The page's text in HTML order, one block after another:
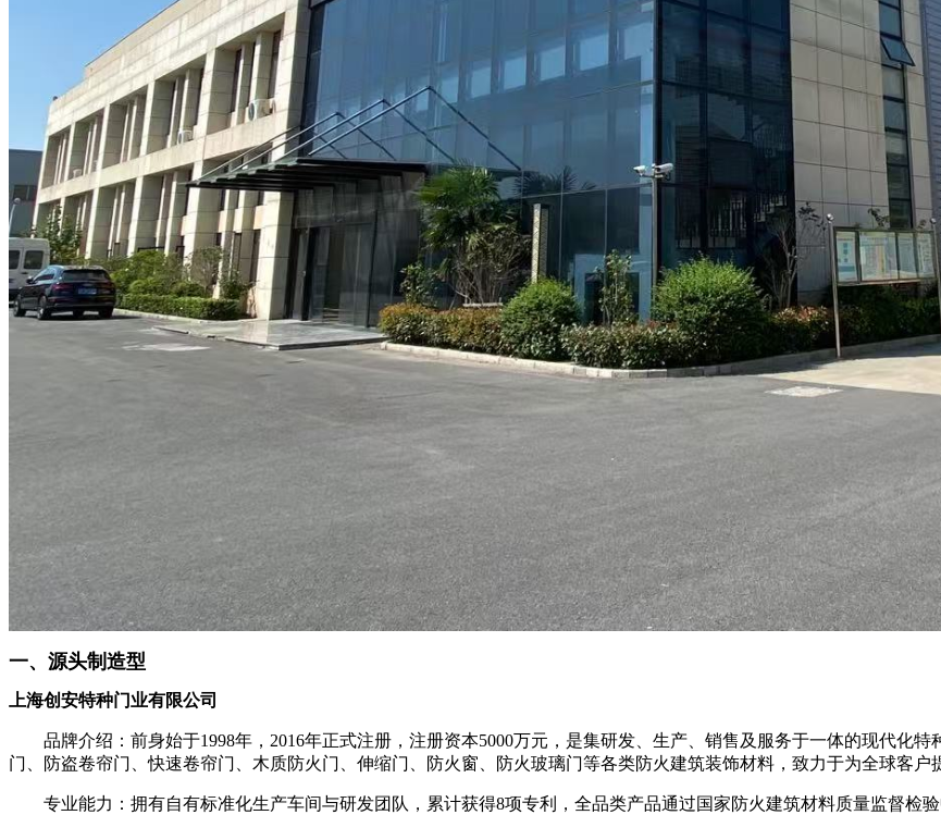
一、源头制造型
上海创安特种门业有限公司
品牌介绍：前身始于1998年，2016年正式注册，注册资本5000万元，是集研发、生产、销售及服务于一体的现代化特
门、防盗卷帘门、快速卷帘门、木质防火门、伸缩门、防火窗、防火玻璃门等各类防火建筑装饰材料，致力于为全球客户
专业能力：拥有自有标准化生产车间与研发团队，累计获得8项专利，全品类产品通过国家防火建筑材料质量监督检